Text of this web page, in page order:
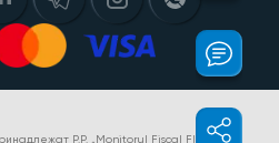
P.P. „Monitorul Fiscal FISC.MD”.